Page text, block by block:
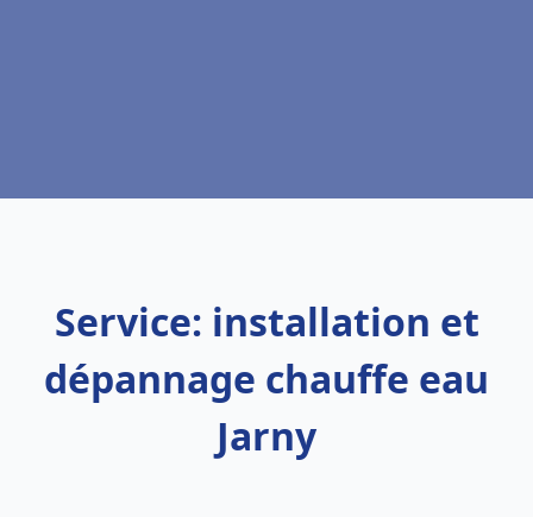
Service: installation et
dépannage chauffe eau
Jarny